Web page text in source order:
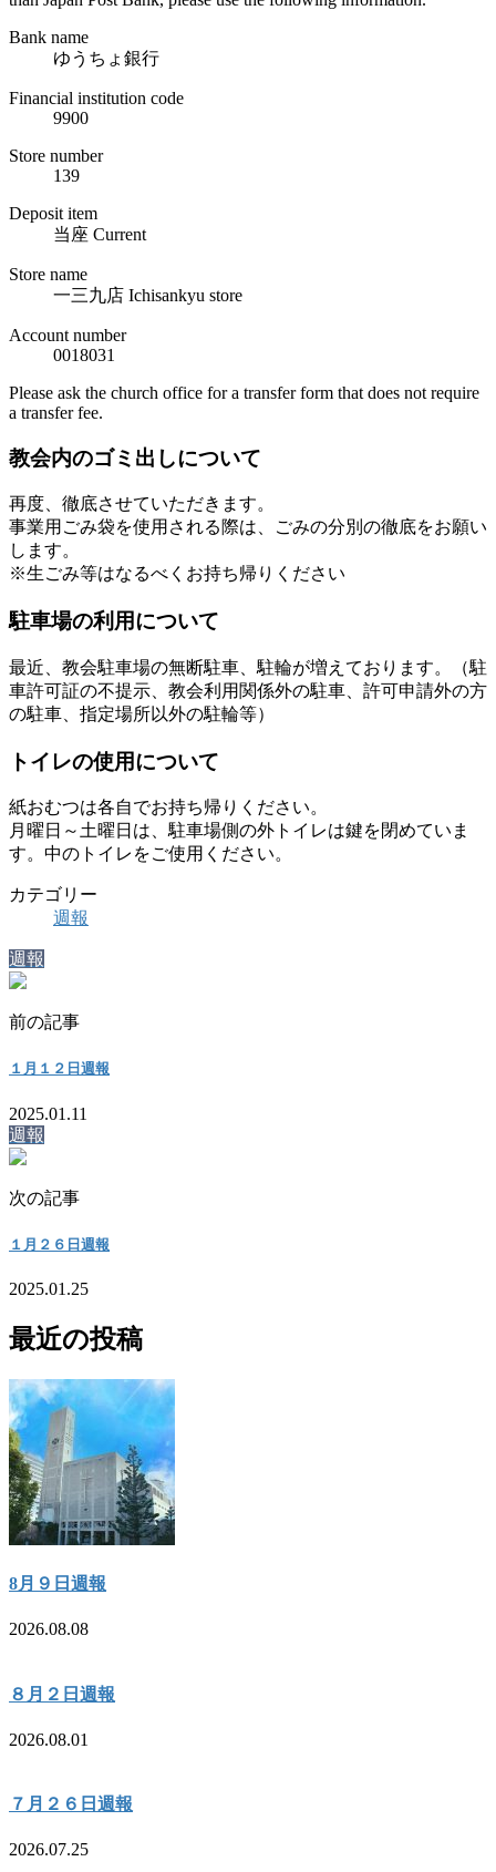
Bank name
ゆうちょ銀行
Financial institution code
9900
Store number
139
Deposit item
当座 Current
Store name
一三九店 Ichisankyu store
Account number
0018031
Please ask the church office for a transfer form that does not require
a transfer fee.
教会内のゴミ出しについて
再度、徹底させていただきます。
事業用ごみ袋を使用される際は、ごみの分別の徹底をお願い
します。
※生ごみ等はなるべくお持ち帰りください
駐車場の利用について
最近、教会駐車場の無断駐車、駐輪が増えております。（駐
車許可証の不提示、教会利用関係外の駐車、許可申請外の方
の駐車、指定場所以外の駐輪等）
トイレの使用について
紙おむつは各自でお持ち帰りください。
月曜日～土曜日は、駐車場側の外トイレは鍵を閉めていま
す。中のトイレをご使用ください。
カテゴリー
週報
週報
前の記事
１月１２日週報
2025.01.11
週報
次の記事
１月２６日週報
2025.01.25
最近の投稿
8月９日週報
2026.08.08
８月２日週報
2026.08.01
７月２６日週報
2026.07.25